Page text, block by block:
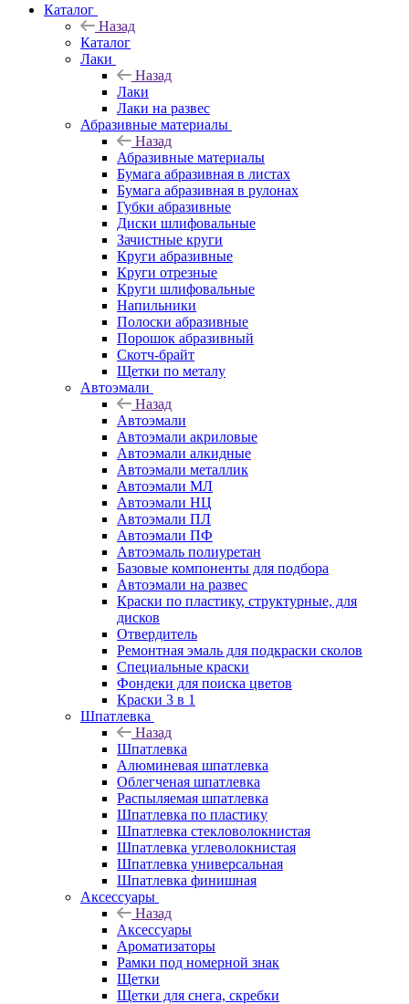
Каталог
Назад
Каталог
Лаки
Назад
Лаки
Лаки на развес
Абразивные материалы
Назад
Абразивные материалы
Бумага абразивная в листах
Бумага абразивная в рулонах
Губки абразивные
Диски шлифовальные
Зачистные круги
Круги абразивные
Круги отрезные
Круги шлифовальные
Напильники
Полоски абразивные
Порошок абразивный
Скотч-брайт
Щетки по металу
Автоэмали
Назад
Автоэмали
Автоэмали акриловые
Автоэмали алкидные
Автоэмали металлик
Автоэмали МЛ
Автоэмали НЦ
Автоэмали ПЛ
Автоэмали ПФ
Автоэмаль полиуретан
Базовые компоненты для подбора
Автоэмали на развес
Краски по пластику, структурные, для
дисков
Отвердитель
Ремонтная эмаль для подкраски сколов
Специальные краски
Фондеки для поиска цветов
Краски 3 в 1
Шпатлевка
Назад
Шпатлевка
Алюминевая шпатлевка
Облегченая шпатлевка
Распыляемая шпатлевка
Шпатлевка по пластику
Шпатлевка стекловолокнистая
Шпатлевка углеволокнистая
Шпатлевка универсальная
Шпатлевка финишная
Аксессуары
Назад
Аксессуары
Ароматизаторы
Рамки под номерной знак
Щетки
Щетки для снега, скребки